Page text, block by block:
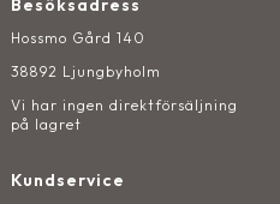
Besöksadress
Hossmo Gård 140
38892 Ljungbyholm
Vi har ingen direktförsäljning
på lagret
Kundservice